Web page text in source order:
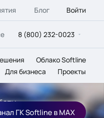
Блог Войти
8 (800) 232-0023
Облако Softline
Для бизнеса Проекты
ГК Softline в МАХ